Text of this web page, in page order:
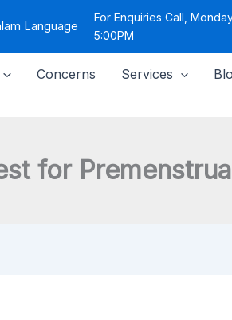
Language
For Enquiries Call,
5:00PM
Concerns Services
for